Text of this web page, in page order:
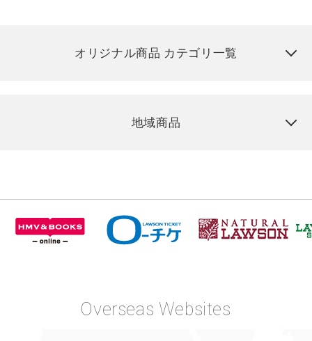
オリジナル商品 カテゴリ一覧
地域商品
Overseas Websites